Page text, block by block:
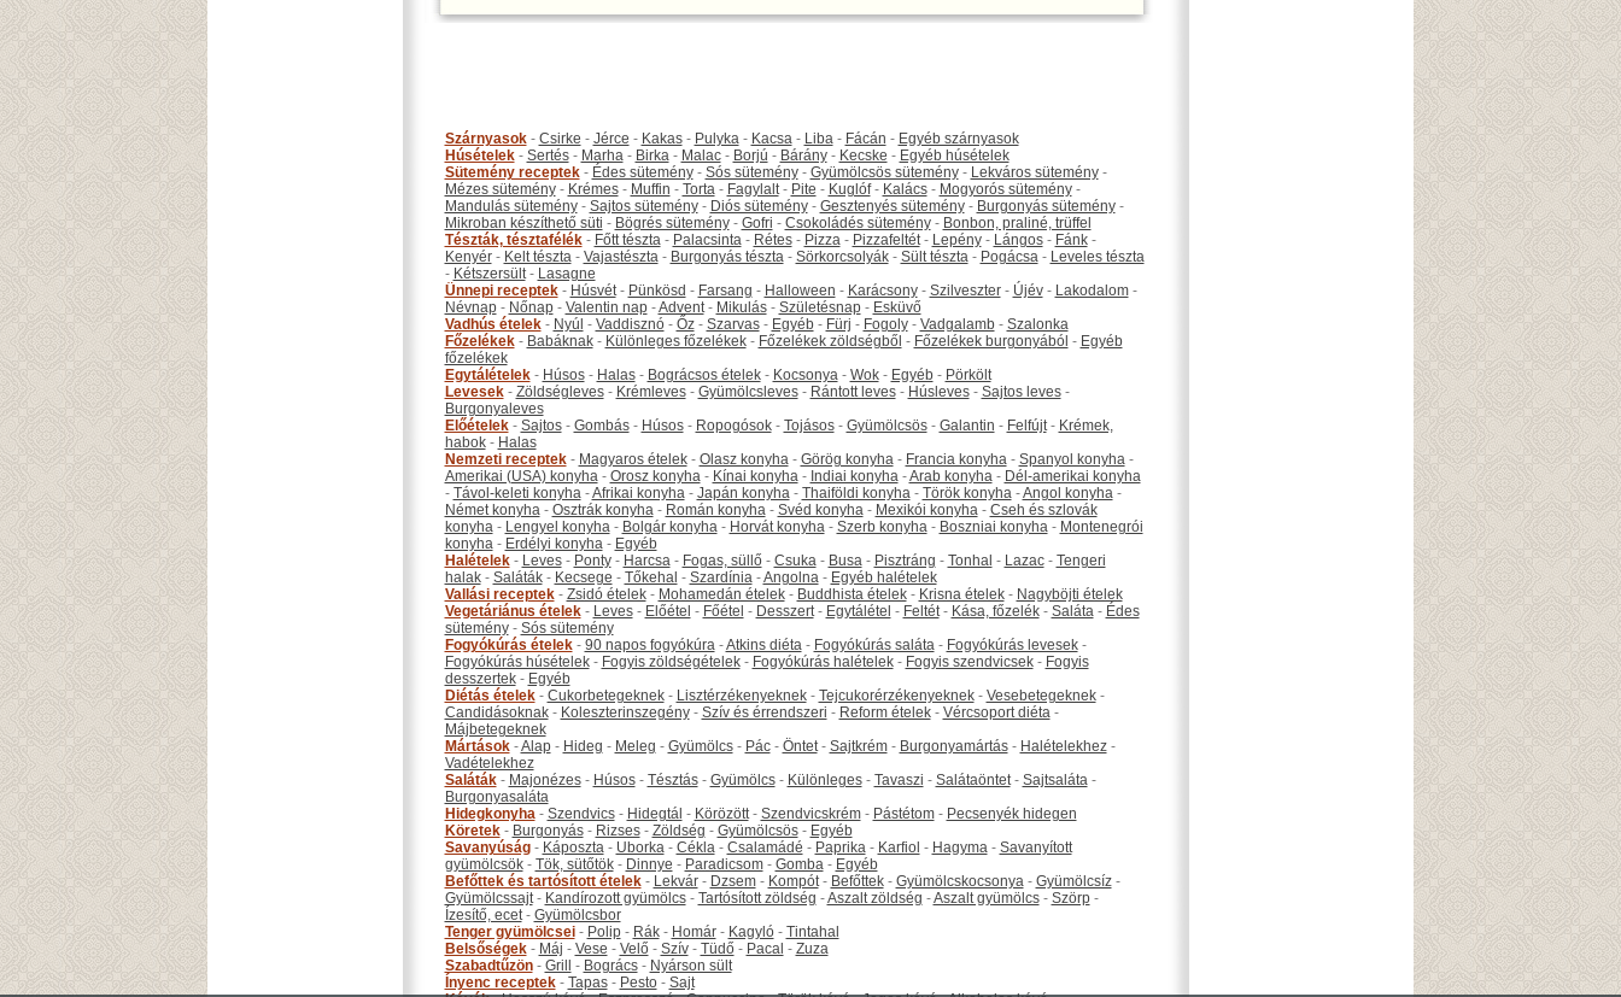
Szárnyasok- Csirke - Jérce - Kakas- Pulyka- Kacsa- Liba- Fácán - Egyéb szárnyasok
Húsételek- Sertés- Marha- Birka- Malac- Borjú - Bárány- Kecske - Egyéb húsételek
Sütemény receptek- Édes sütemény- Sós sütemény- Gyümölcsös sütemény- Lekváros sütemény-
Mézes sütemény- Krémes- Muffin - Torta- Fagylalt- Pite - Kuglóf- Kalács- Mogyorós sütemény-
Mandulás sütemény- Sajtos sütemény- Diós sütemény- Gesztenyés sütemény- Burgonyás sütemény-
Mikroban készíthető süti - Bögrés sütemény- Gofri - Csokoládés sütemény- Bonbon, praliné, trüffel
Tészták, tésztafélék- Főtt tészta- Palacsinta- Rétes- Pizza- Pizzafeltét- Lepény- Lángos- Fánk-
Kenyér- Kelt tészta- Vajastészta- Burgonyás tészta- Sörkorcsolyák- Sült tészta- Pogácsa- Leveles tészta
- Kétszersült- Lasagne
Ünnepi receptek- Húsvét- Pünkösd - Farsang - Halloween - Karácsony- Szilveszter- Újév- Lakodalom-
Névnap- Nőnap- Valentin nap-Advent- Mikulás- Születésnap- Esküvő
Vadhús ételek- Nyúl - Vaddisznó- Őz- Szarvas- Egyéb- Fürj - Fogoly- Vadgalamb- Szalonka
Főzelékek- Babáknak- Különleges főzelékek- Főzelékek zöldségből - Főzelékek burgonyából - Egyéb
főzelékek
Egytálételek- Húsos- Halas- Bográcsos ételek- Kocsonya- Wok- Egyéb- Pörkölt
Levesek- Zöldségleves- Krémleves- Gyümölcsleves- Rántott leves- Húsleves- Sajtos leves-
Burgonyaleves
Előételek- Sajtos- Gombás- Húsos- Ropogósok- Tojásos- Gyümölcsös- Galantin - Felfújt- Krémek,
habok- Halas
Nemzeti receptek- Magyaros ételek- Olasz konyha- Görög konyha- Francia konyha- Spanyol konyha-
Amerikai (USA) konyha- Orosz konyha- Kínai konyha- Indiai konyha-Arab konyha- Dél-amerikai konyha
- Távol-keleti konyha-Afrikai konyha- Japán konyha- Thaiföldi konyha- Török konyha-Angol konyha-
Német konyha- Osztrák konyha- Román konyha- Svéd konyha- Mexikói konyha- Cseh és szlovák
konyha- Lengyel konyha- Bolgár konyha- Horvát konyha- Szerb konyha- Boszniai konyha- Montenegrói
konyha- Erdélyi konyha- Egyéb
Halételek- Leves- Ponty- Harcsa- Fogas, süllő- Csuka- Busa- Pisztráng - Tonhal - Lazac- Tengeri
halak- Saláták- Kecsege - Tőkehal - Szardínia-Angolna- Egyéb halételek
Vallási receptek- Zsidó ételek- Mohamedán ételek- Buddhista ételek- Krisna ételek- Nagyböjti ételek
Vegetáriánus ételek- Leves- Előétel - Főétel - Desszert- Egytálétel - Feltét- Kása, főzelék- Saláta- Édes
sütemény- Sós sütemény
Fogyókúrás ételek- 90 napos fogyókúra-Atkins diéta- Fogyókúrás saláta- Fogyókúrás levesek-
Fogyókúrás húsételek- Fogyis zöldségételek- Fogyókúrás halételek- Fogyis szendvicsek- Fogyis
desszertek- Egyéb
Diétás ételek- Cukorbetegeknek- Lisztérzékenyeknek- Tejcukorérzékenyeknek- Vesebetegeknek-
Candidásoknak- Koleszterinszegény- Szív és érrendszeri - Reform ételek- Vércsoport diéta-
Májbetegeknek
Mártások-Alap- Hideg - Meleg - Gyümölcs- Pác- Öntet- Sajtkrém- Burgonyamártás- Halételekhez-
Vadételekhez
Saláták- Majonézes- Húsos- Tésztás- Gyümölcs- Különleges- Tavaszi - Salátaöntet- Sajtsaláta-
Burgonyasaláta
Hidegkonyha- Szendvics- Hidegtál - Körözött- Szendvicskrém- Pástétom- Pecsenyék hidegen
Köretek- Burgonyás- Rizses- Zöldség - Gyümölcsös- Egyéb
Savanyúság- Káposzta- Uborka- Cékla- Csalamádé - Paprika- Karfiol - Hagyma- Savanyított
gyümölcsök- Tök, sütőtök- Dinnye - Paradicsom- Gomba- Egyéb
Befőttek és tartósított ételek- Lekvár- Dzsem- Kompót- Befőttek- Gyümölcskocsonya- Gyümölcsíz-
Gyümölcssajt- Kandírozott gyümölcs- Tartósított zöldség -Aszalt zöldség -Aszalt gyümölcs- Szörp-
Ízesítő, ecet- Gyümölcsbor
Tenger gyümölcsei- Polip- Rák- Homár- Kagyló- Tintahal
Belsőségek- Máj - Vese - Velő- Szív- Tüdő- Pacal - Zuza
Szabadtűzön- Grill - Bogrács- Nyárson sült
Ínyenc receptek- Tapas- Pesto- Sajt